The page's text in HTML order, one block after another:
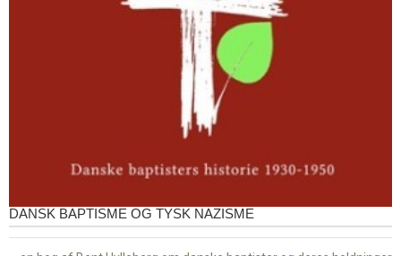
DANSK BAPTISME OG TYSK NAZISME